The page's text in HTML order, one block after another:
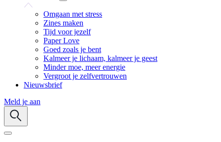
Omgaan met stress
Zines maken
Tijd voor jezelf
Paper Love
Goed zoals je bent
Kalmeer je lichaam, kalmeer je geest
Minder moe, meer energie
Vergroot je zelfvertrouwen
Nieuwsbrief
Meld je aan